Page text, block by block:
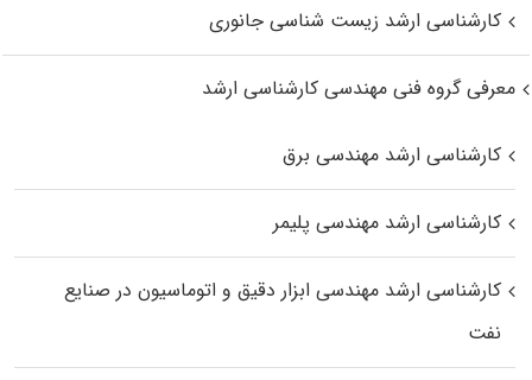
کارشناسی ارشد زیست‌ شناسی جانوری
معرفی گروه فنی مهندسی کارشناسی ارشد
کارشناسی ارشد مهندسی برق
کارشناسی ارشد مهندسی پلیمر
کارشناسی ارشد مهندسی ابزار دقیق و اتوماسیون در صنایع
نفت